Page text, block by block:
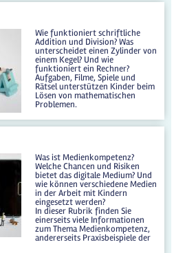
Wie funktioniert schriftliche
Addition und Division? Was
unterscheidet einen Zylinder von
einem Kegel? Und wie
funktioniert ein Rechner?
Aufgaben, Filme, Spiele und
Rätsel unterstützen Kinder beim
Lösen von mathematischen
Problemen.
Was ist Medienkompetenz?
Welche Chancen und Risiken
bietet das digitale Medium? Und
wie können verschiedene Medien
in der Arbeit mit Kindern
eingesetzt werden?
In dieser Rubrik finden Sie
einerseits viele Informationen
zum Thema Medienkompetenz,
andererseits Praxisbeispiele der